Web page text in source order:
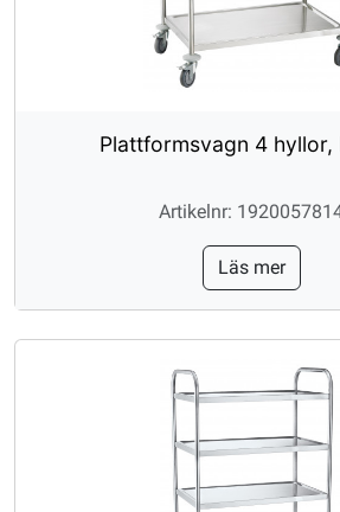
Plattformsvagn 4 hyllor,
Artikelnr:
Läs mer